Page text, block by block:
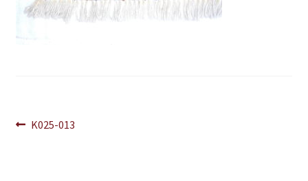
Navegación
Anterior:
K025-013